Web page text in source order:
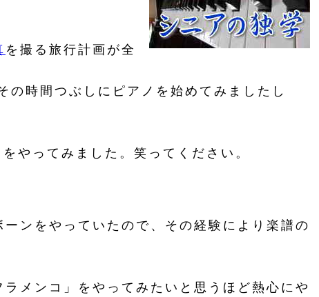
を撮る旅行計画が全
時間つぶしにピアノを始めてみましたし
やってみました。笑ってください。
ンをやっていたので、その経験により楽譜の
メンコ」をやってみたいと思うほど熱心にや